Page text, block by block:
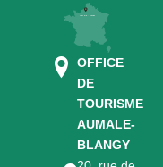
OFFICE
DE
TOURISME
AUMALE-
BLANGY